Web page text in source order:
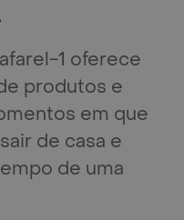
1 oferece
produtos e
em que
de casa e
de uma